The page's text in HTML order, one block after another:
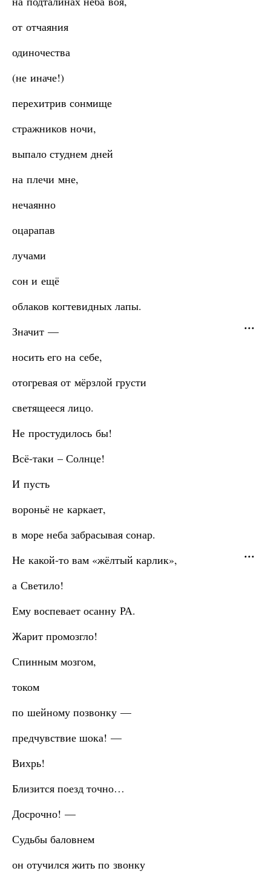
от отчаяния
одиночества
(не иначе!)
перехитрив сонмище
стражников ночи,
выпало студнем дней
на плечи мне,
нечаянно
оцарапав
лучами
сон и ещё
облаков когтевидных лапы.
Значит —
носить его на себе,
отогревая от мёрзлой грусти
светящееся лицо.
Не простудилось бы!
Всё-таки – Солнце!
И пусть
вороньё не каркает,
в море неба забрасывая сонар.
Не какой-то вам «жёлтый карлик»,
а Светило!
Ему воспевает осанну РА.
Жарит промозгло!
Спинным мозгом,
током
по шейному позвонку —
предчувствие шока! —
Вихрь!
Близится поезд точно…
Досрочно! —
Судьбы баловнем
он отучился жить по звонку